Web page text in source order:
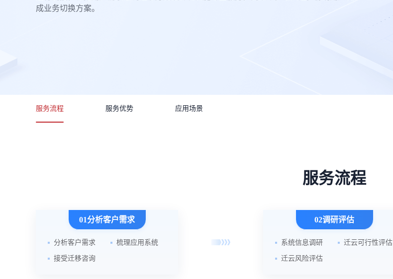
成业务切换方案。
服务流程 服务优势 应用场景
服务流程
01分析客户需求
分析客户需求 梳理应用系统
接受迁移咨询
02调研评估
系统信息调研 迁云可行性评估
迁云风险评估